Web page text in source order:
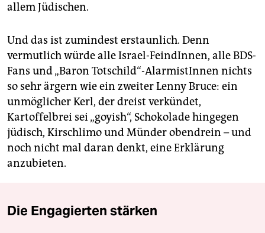
allem Jüdischen.
Und das ist zumindest erstaunlich. Denn
vermutlich würde alle ­Israel-FeindInnen, alle BDS-
Fans und „Baron Totschild“-AlarmistInnen nichts
so sehr ärgern wie ein zweiter Lenny Bruce: ein
unmöglicher Kerl, der dreist verkündet,
Kartoffelbrei sei ­„goyish“, Schokolade hingegen
jüdisch, Kirschlimo und Münder obendrein – und
noch nicht mal daran denkt, eine Erklärung
anzubieten.
Die Engagierten stärken